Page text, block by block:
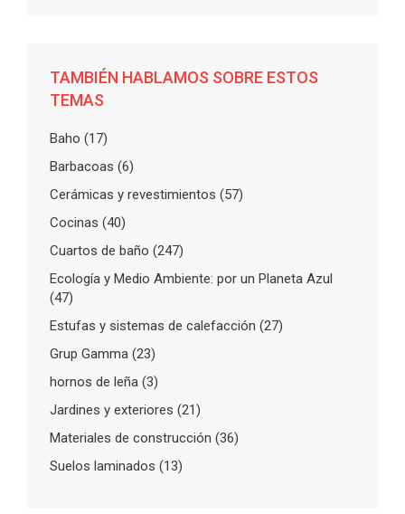
TAMBIÉN HABLAMOS SOBRE ESTOS
TEMAS
Baho (17)
Barbacoas (6)
Cerámicas y revestimientos (57)
Cocinas (40)
Cuartos de baño (247)
Ecología y Medio Ambiente: por un Planeta Azul
(47)
Estufas y sistemas de calefacción (27)
Grup Gamma (23)
hornos de leña (3)
Jardines y exteriores (21)
Materiales de construcción (36)
Suelos laminados (13)